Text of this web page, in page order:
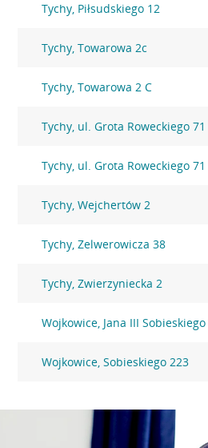
Tychy, Piłsudskiego 12
Tychy, Towarowa 2c
Tychy, Towarowa 2 C
Tychy, ul. Grota Roweckiego 71
Tychy, ul. Grota Roweckiego 71
Tychy, Wejchertów 2
Tychy, Zelwerowicza 38
Tychy, Zwierzyniecka 2
Wojkowice, Jana III Sobieskiego
Wojkowice, Sobieskiego 223